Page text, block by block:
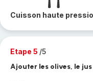
Cuisson haute
Etape 5 /5
Ajouter les olives, le